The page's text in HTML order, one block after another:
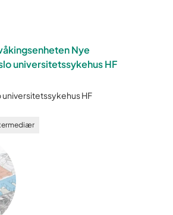
Nye
universitetssykehus HF
universitetssykehus HF